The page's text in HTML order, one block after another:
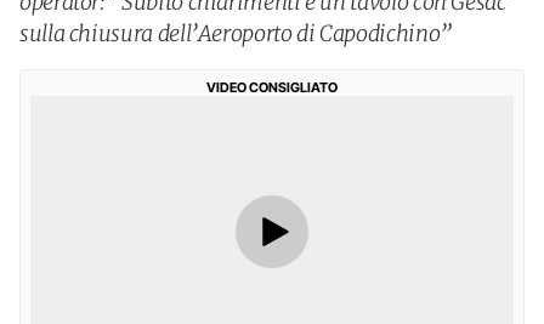
sulla chiusura dell’Aeroporto di Capodichino”
VIDEO CONSIGLIATO